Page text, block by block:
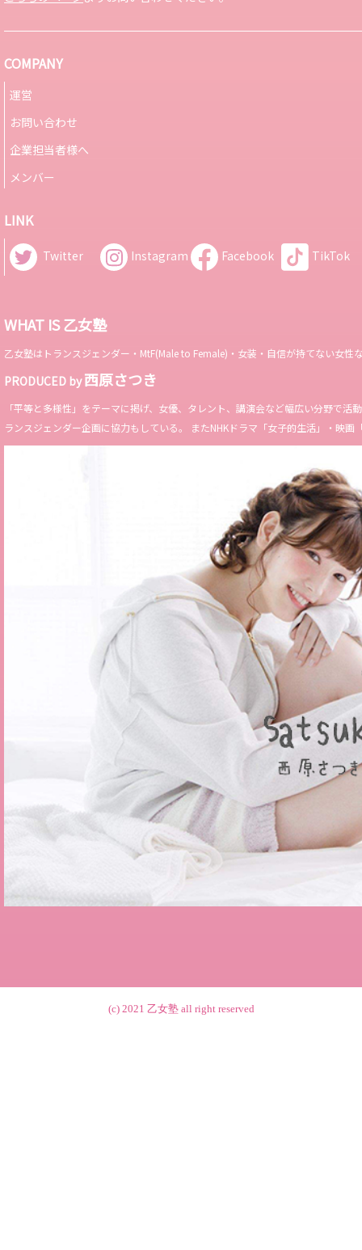
COMPANY
運営
お問い合わせ
企業担当者様へ
メンバー
LINK
Twitter Instagram Facebook TikTok
WHAT IS 乙女塾
乙女塾はトランスジェンダー・MtF(Male to Female)・女装・自信が持てない女
PRODUCED by西原さつき
「平等と多様性」をテーマに掲げ、女優、タレント、講演会など幅広い分野で
ランスジェンダー企画に協力もしている。 またNHKドラマ「女子的生活」・映
(c) 2021 乙女塾all right reserved